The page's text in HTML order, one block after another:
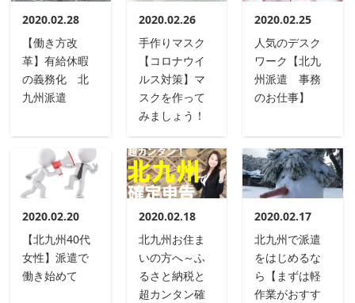
2020.02.28
【働き方改
革】有給休暇
の義務化 北
九州派遣
2020.02.26
手作りマスク
【コロナウイ
ルス対策】マ
スクを作って
みましょう！
2020.02.25
人気のデスク
ワーク【北九
州派遣 事務
のお仕事】
2020.02.20
【北九州40代
女性】派遣で
働き始めて
2020.02.18
北九州お住ま
いの方へ～ふ
るさと納税と
超カンタン確
2020.02.17
北九州で派遣
をはじめるな
ら【まずは軽
作業がおすす